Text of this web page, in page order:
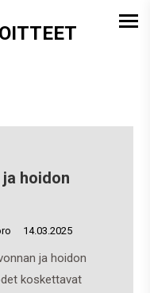
hoidon
14.03.2025
ja hoidon
koskettavat